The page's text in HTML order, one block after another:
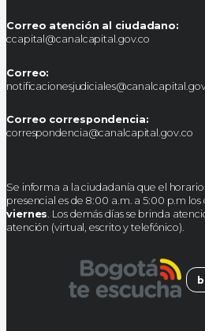
Correo atención al ciudadano:
ccapital@canalcapital.gov.co
Correo:
Correo correspondencia:
correspondencia@canalcapital.gov.co
Se informa a la ciudadanía que el
presencial es de 8:00 a.m. a 5:00 p.m los
viernes . Los demás días se brinda
atención (virtual, escrito y telefónico).